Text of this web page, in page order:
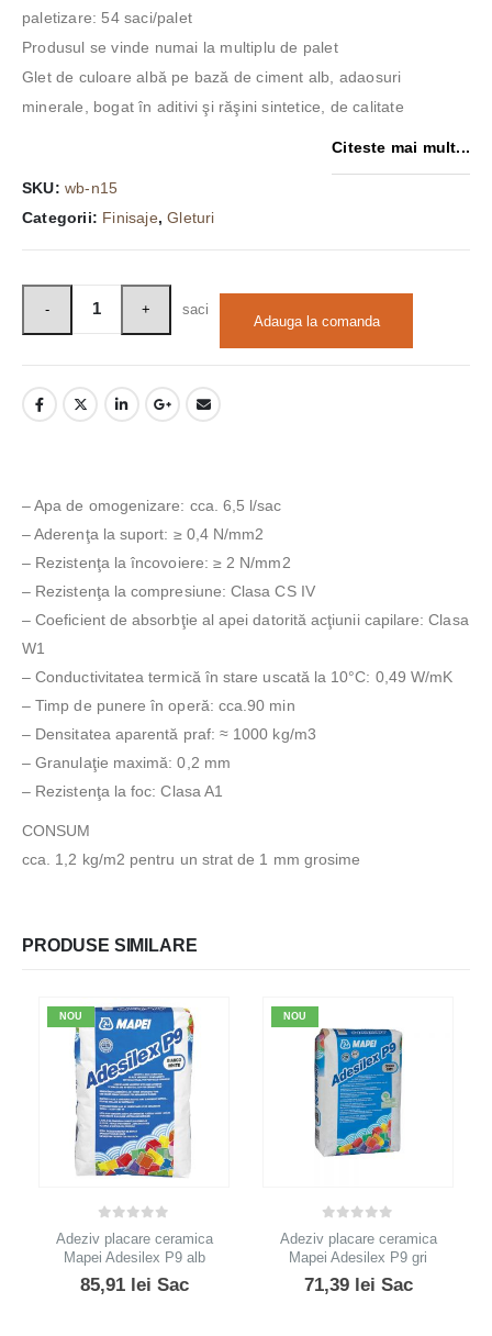
paletizare: 54 saci/palet
Produsul se vinde numai la multiplu de palet
Glet de culoare albă pe bază de ciment alb, adaosuri
minerale, bogat în aditivi şi răşini sintetice, de calitate
Citeste mai mult...
SKU: wb-n15
Categorii: Finisaje,Gleturi
saci
Adauga la comanda
– Apa de omogenizare: cca. 6,5 l/sac
– Aderenţa la suport: ≥ 0,4 N/mm2
– Rezistenţa la încovoiere: ≥ 2 N/mm2
– Rezistenţa la compresiune: Clasa CS IV
– Coeficient de absorbţie al apei datorită acţiunii capilare: Clasa
W1
– Conductivitatea termică în stare uscată la 10°C: 0,49 W/mK
– Timp de punere în operă: cca.90 min
– Densitatea aparentă praf: ≈ 1000 kg/m3
– Granulaţie maximă: 0,2 mm
– Rezistenţa la foc: Clasa A1
CONSUM
cca. 1,2 kg/m2 pentru un strat de 1 mm grosime
PRODUSE SIMILARE
NOU
Adeziv placare ceramica
Mapei Adesilex P9 alb
85,91 lei Sac
NOU
Adeziv placare ceramica
Mapei Adesilex P9 gri
71,39 lei Sac